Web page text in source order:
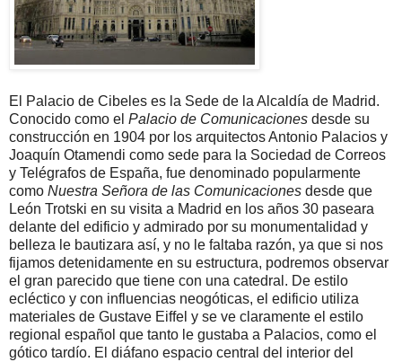
El Palacio de Cibeles es la Sede de la Alcaldía de Madrid.
Conocido como el Palacio de Comunicaciones desde su
construcción en 1904 por los arquitectos Antonio Palacios y
Joaquín Otamendi como sede para la Sociedad de Correos
y Telégrafos de España, fue denominado popularmente
como Nuestra Señora de las Comunicaciones desde que
León Trotski en su visita a Madrid en los años 30 paseara
delante del edificio y admirado por su monumentalidad y
belleza le bautizara así, y no le faltaba razón, ya que si nos
fijamos detenidamente en su estructura, podremos observar
el gran parecido que tiene con una catedral. De estilo
ecléctico y con influencias neogóticas, el edificio utiliza
materiales de Gustave Eiffel y se ve claramente el estilo
regional español que tanto le gustaba a Palacios, como el
gótico tardío. El diáfano espacio central del interior del